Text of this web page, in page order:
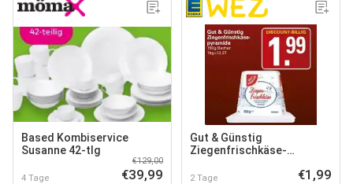
Based Kombiservice
Susanne 42-tlg
4 Tage
€129,00
€39,99
Gut & Günstig
Ziegenfrischkäse-
2 Tage €1,99